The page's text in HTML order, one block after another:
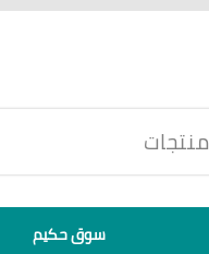
منتجات
سوق حكيم